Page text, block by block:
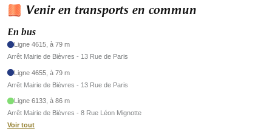
Venir en transports en commun
En bus
Ligne 4615, à 79 m
Arrêt Mairie de Bièvres - 13 Rue de Paris
Ligne 4655, à 79 m
Arrêt Mairie de Bièvres - 13 Rue de Paris
Ligne 6133, à 86 m
Arrêt Mairie de Bièvres - 8 Rue Léon Mignotte
Voir tout